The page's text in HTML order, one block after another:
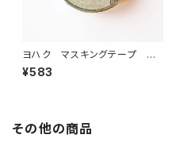
ヨハク マスキングテープ コ
ラージュ Y-009
¥583
その他の商品